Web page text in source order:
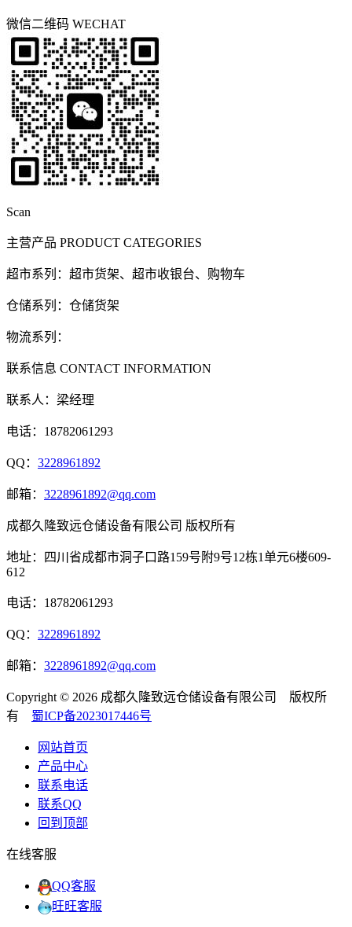
微信二维码 WECHAT
Scan
主营产品 PRODUCT CATEGORIES
超市系列：超市货架、超市收银台、购物车
仓储系列：仓储货架
物流系列：
联系信息 CONTACT INFORMATION
联系人：梁经理
电话：18782061293
QQ： 3228961892
邮箱： 3228961892@qq.com
成都久隆致远仓储设备有限公司 版权所有
地址：四川省成都市洞子口路159号附9号12栋1单元6楼609-
612
电话：18782061293
QQ： 3228961892
邮箱： 3228961892@qq.com
Copyright © 2026 成都久隆致远仓储设备有限公司 版权所
有 蜀ICP备2023017446号
网站首页
产品中心
联系电话
联系QQ
回到顶部
在线客服
QQ客服
旺旺客服